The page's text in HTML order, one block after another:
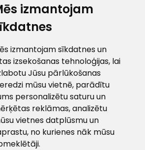
izmantojam
izmantojam sīkdatnes un
izsekošanas tehnoloģijas, lai
Jūsu pārlūkošanas
mūsu vietnē, parādītu
personalizētu saturu un
reklāmas, analizētu
vietnes datplūsmu un
no kurienes nāk mūsu
Saldus nov., LV - 3801
8:00 - 17:00
pastā
Klientu
atbalsts
Darbdienās:
8:00 – 17:00